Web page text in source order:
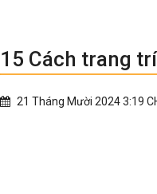
15 Cách trang
21 Tháng Mười 2024 3:19